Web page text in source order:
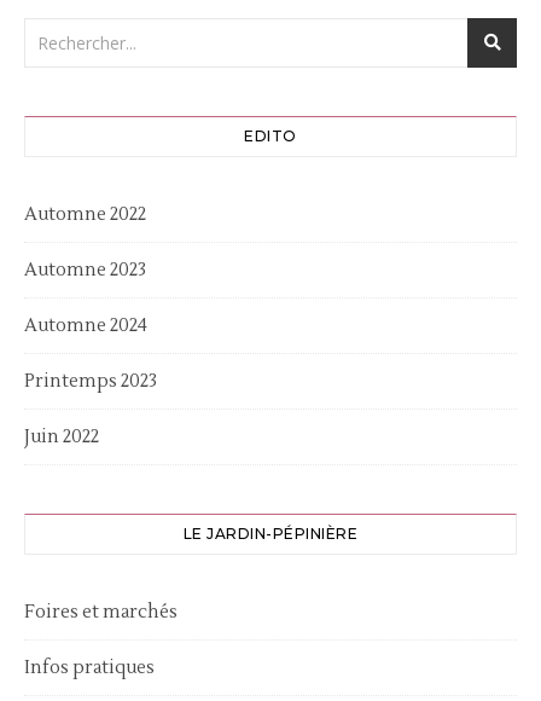
EDITO
Automne 2022
Automne 2023
Automne 2024
Printemps 2023
Juin 2022
LE JARDIN-PÉPINIÈRE
Foires et marchés
Infos pratiques